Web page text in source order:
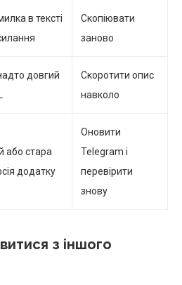
в тексті
Скопіювати
заново
довгий
Скоротити опис
навколо
або стара
додатку
Оновити
Telegram і
перевірити
знову
з іншого